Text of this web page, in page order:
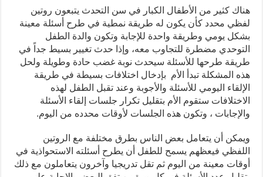
هناك كثير من الأطفال الكبار في سن التحدث يتبعون روتين
لفظي محدد كأن يكون له طريقة نمطية في طرح أسئلة معينة
بشكل يومي وطريقة واحدة للإجابة وتكون والدة الطفل
التوحدي مضطرة للتجاوب معه، وإذا حدث تغيير بسيط جداً في
طريقة طرحها للأسئلة سيحدث نوبة غضب حادة وطويلة ولحل
هذه المشكلة تبدأ الأم بإدخال اختلافات بسيطة في طريقة
الإلقاء اليومي للأسئلة والأجوبة وعند تقبل الطفل لهذه
الاختلافات ستقوم الأم بتقليل تكرار جلسات إلقاء الأسئلة
والإجابات ، وتكون هذه الجلسات لأوقات محدده من اليوم.
ويمكن أن يتعامل بعض الناس بطرق مختلفة مع الروتين
اللفظي فيعظهم يسمح للطفل أن يطرح أسئلته الاستحواذية في
أوقات معينة من اليوم ثم تقل تدريجيا وآخرون يتعاملون مع ذلك